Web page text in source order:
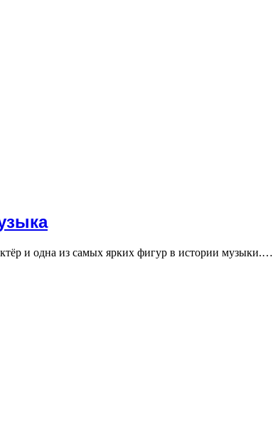
и одна из самых ярких фигур в истории музыки.…